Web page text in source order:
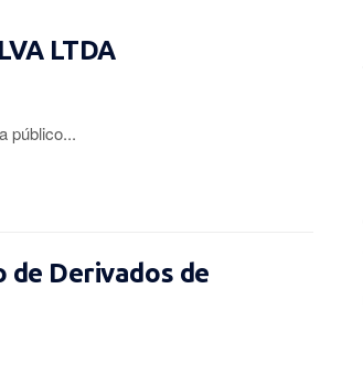
LTDA
público...
de Derivados de